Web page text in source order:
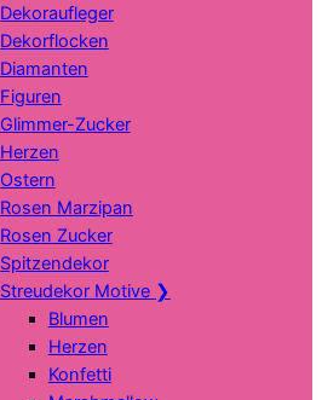
Dekoraufleger
Dekorflocken
Diamanten
Figuren
Glimmer-Zucker
Herzen
Ostern
Rosen Marzipan
Rosen Zucker
Spitzendekor
Streudekor Motive ❯
Blumen
Herzen
Konfetti